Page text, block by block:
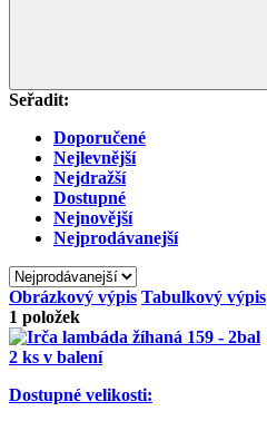
Seřadit:
Doporučené
Nejlevnější
Nejdražší
Dostupné
Nejnovější
Nejprodávanejší
Obrázkový výpis Tabulkový výpis
1 položek
2 ks v balení
Dostupné velikosti: